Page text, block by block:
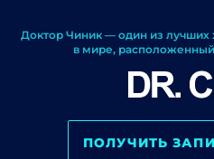
Доктор Чиник — один из лучших
в мире,
ПОЛУЧИТЬ